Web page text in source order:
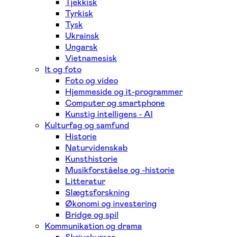
Tyrkisk
Tysk
Ukrainsk
Ungarsk
Vietnamesisk
It og foto
Foto og video
Hjemmeside og it-programmer
Computer og smartphone
Kunstig intelligens - AI
Kulturfag og samfund
Historie
Naturvidenskab
Kunsthistorie
Musikforståelse og -historie
Litteratur
Slægtsforskning
Økonomi og investering
Bridge og spil
Kommunikation og drama